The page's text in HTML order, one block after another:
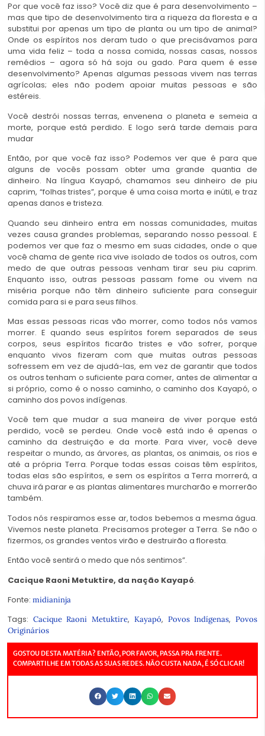
Por que você faz isso? Você diz que é para desenvolvimento –
mas que tipo de desenvolvimento tira a riqueza da floresta e a
substitui por apenas um tipo de planta ou um tipo de animal?
Onde os espíritos nos deram tudo o que precisávamos para
uma vida feliz – toda a nossa comida, nossas casas, nossos
remédios – agora só há soja ou gado. Para quem é esse
desenvolvimento? Apenas algumas pessoas vivem nas terras
agrícolas; eles não podem apoiar muitas pessoas e são
estéreis.
Você destrói nossas terras, envenena o planeta e semeia a
morte, porque está perdido. E logo será tarde demais para
mudar
Então, por que você faz isso? Podemos ver que é para que
alguns de vocês possam obter uma grande quantia de
dinheiro. Na língua Kayapó, chamamos seu dinheiro de piu
caprim, “folhas tristes”, porque é uma coisa morta e inútil, e traz
apenas danos e tristeza.
Quando seu dinheiro entra em nossas comunidades, muitas
vezes causa grandes problemas, separando nosso pessoal. E
podemos ver que faz o mesmo em suas cidades, onde o que
você chama de gente rica vive isolado de todos os outros, com
medo de que outras pessoas venham tirar seu piu caprim.
Enquanto isso, outras pessoas passam fome ou vivem na
miséria porque não têm dinheiro suficiente para conseguir
comida para si e para seus filhos.
Mas essas pessoas ricas vão morrer, como todos nós vamos
morrer. E quando seus espíritos forem separados de seus
corpos, seus espíritos ficarão tristes e vão sofrer, porque
enquanto vivos fizeram com que muitas outras pessoas
sofressem em vez de ajudá-las, em vez de garantir que todos
os outros tenham o suficiente para comer, antes de alimentar a
si próprio, como é o nosso caminho, o caminho dos Kayapó, o
caminho dos povos indígenas.
Você tem que mudar a sua maneira de viver porque está
perdido, você se perdeu. Onde você está indo é apenas o
caminho da destruição e da morte. Para viver, você deve
respeitar o mundo, as árvores, as plantas, os animais, os rios e
até a própria Terra. Porque todas essas coisas têm espíritos,
todas elas são espíritos, e sem os espíritos a Terra morrerá, a
chuva irá parar e as plantas alimentares murcharão e morrerão
também.
Todos nós respiramos esse ar, todos bebemos a mesma água.
Vivemos neste planeta. Precisamos proteger a Terra. Se não o
fizermos, os grandes ventos virão e destruirão a floresta.
Então você sentirá o medo que nós sentimos”.
Cacique Raoni Metuktire, da nação Kayapó.
Fonte: midianinja
Tags: Cacique Raoni Metuktire, Kayapó, Povos Indígenas,Povos
Originários
GOSTOU DESTA MATÉRIA? ENTÃO, POR FAVOR, PASSA PRA FRENTE.
COMPARTILHE EM TODAS AS SUAS REDES. NÃO CUSTA NADA, É SÓ CLICAR!